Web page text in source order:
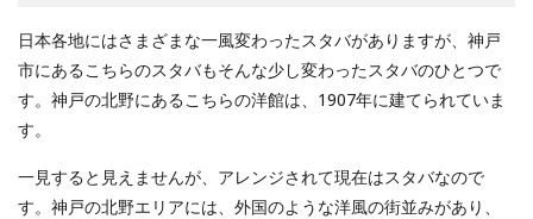
日本各地にはさまざまな一風変わったスタバがありますが、神戸
市にあるこちらのスタバもそんな少し変わったスタバのひとつで
す。神戸の北野にあるこちらの洋館は、1907年に建てられていま
す。
一見すると見えませんが、アレンジされて現在はスタバなので
す。神戸の北野エリアには、外国のような洋風の街並みがあり、